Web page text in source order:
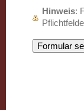
Hinweis